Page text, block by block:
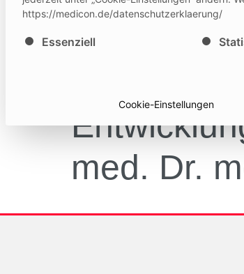
med. Dr.
https://medicon.de/datenschutzerklaerung/
Es folgt eine Liste der Service-Gruppen,
Essenziell
Cookie-Einstellungen